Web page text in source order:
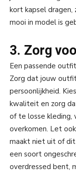
kort kapsel dragen,
mooi in model is
3. Zorg
Een passende
Zorg dat jouw
persoonlijkheid.
kwaliteit en zorg
of te losse kleding,
overkomen. Let
maakt niet uit of
een soort
overdressed bent,